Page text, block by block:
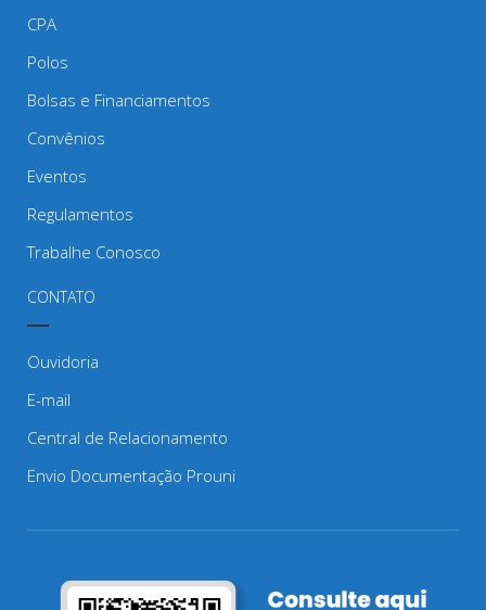
CPA
Polos
Bolsas e Financiamentos
Convênios
Eventos
Regulamentos
Trabalhe Conosco
CONTATO
Ouvidoria
E-mail
Central de Relacionamento
Envio Documentação Prouni